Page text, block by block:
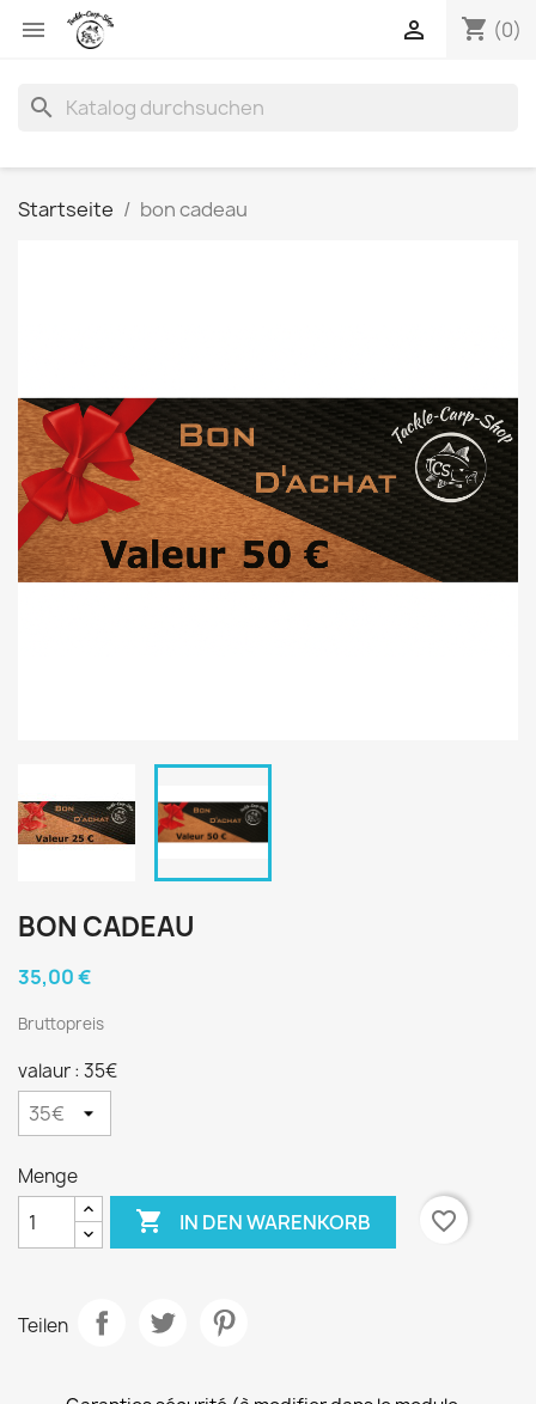
 shopping_cart (0)

search
Startseite bon cadeau
BON CADEAU
35,00 €
Bruttopreis
valaur : 35€
Menge
 IN DEN WARENKORB favorite_border
Teilen